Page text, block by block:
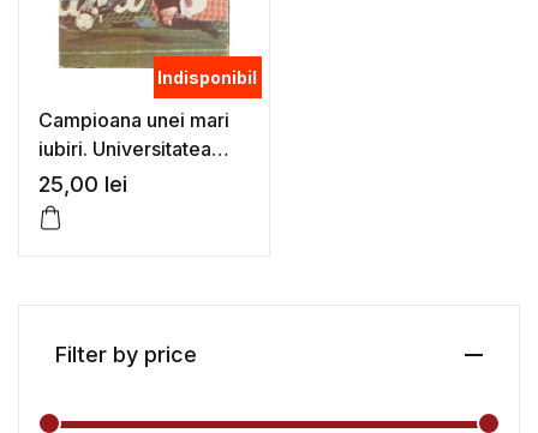
Indisponibil
Campioana unei mari
iubiri. Universitatea
Craiova – O echipa
pentru Europa –
Laurentiu Dumitrescu
25,00 lei
Filter by price